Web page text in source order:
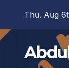
content
Thu. Aug